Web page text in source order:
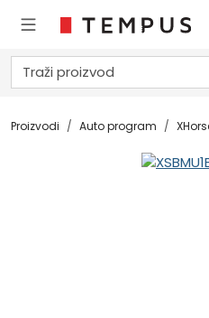
Proizvodi Auto program